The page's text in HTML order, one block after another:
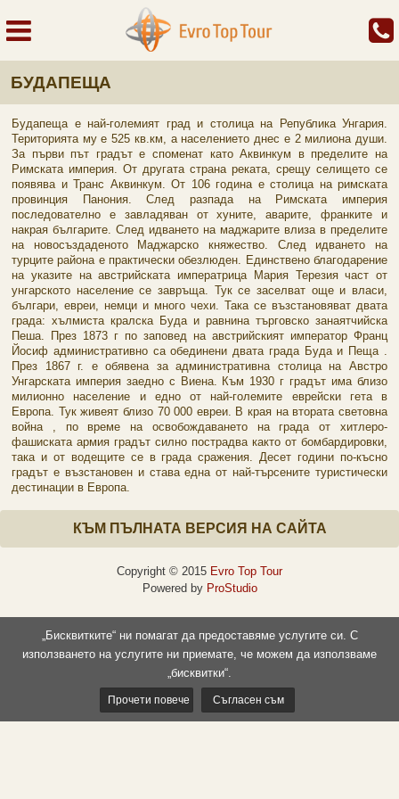
БУДАПЕЩА
Будапеща е най-големият град и столица на Република Унгария.
Територията му е 525 кв.км, а населението днес е 2 милиона души.
За първи път градът е споменат като Аквинкум в пределите на
Римската империя. От другата страна реката, срещу селището се
появява и Транс Аквинкум. От 106 година е столица на римската
провинция Панония. След разпада на Римската империя
последователно е завладяван от хуните, аварите, франките и
накрая българите. След идването на маджарите влиза в пределите
на новосъздаденото Маджарско княжество. След идването на
турците района е практически обезлюден. Единствено благодарение
на указите на австрийската императрица Мария Терезия част от
унгарското население се завръща. Тук се заселват още и власи,
българи, евреи, немци и много чехи. Така се възстановяват двата
града: хълмиста кралска Буда и равнина търговско занаятчийска
Пеша. През 1873 г по заповед на австрийският император Франц
Йосиф административно са обединени двата града Буда и Пеща .
През 1867 г. е обявена за административна столица на Австро
Унгарската империя заедно с Виена. Към 1930 г градът има близо
милионно население и едно от най-големите еврейски гета в
Европа. Тук живеят близо 70 000 евреи. В края на втората световна
война , по време на освобождаването на града от хитлеро-
фашиската армия градът силно пострадва както от бомбардировки,
така и от водещите се в града сражения. Десет години по-късно
градът е възстановен и става една от най-търсените туристически
дестинации в Европа.
КЪМ ПЪЛНАТА ВЕРСИЯ НА САЙТА
Copyright © 2015 Evro Top Tour
Powered by ProStudio
„Бисквитките“ ни помагат да предоставяме услугите си. С
използването на услугите ни приемате, че можем да използваме
„бисквитки“.
Прочети повече Съгласен съм